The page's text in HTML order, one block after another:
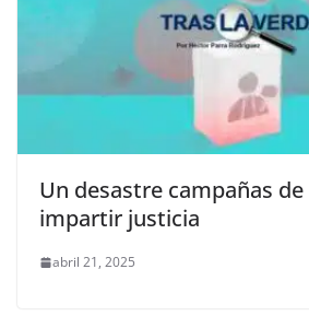
Un desastre campañas
impartir justicia
abril 21, 2025